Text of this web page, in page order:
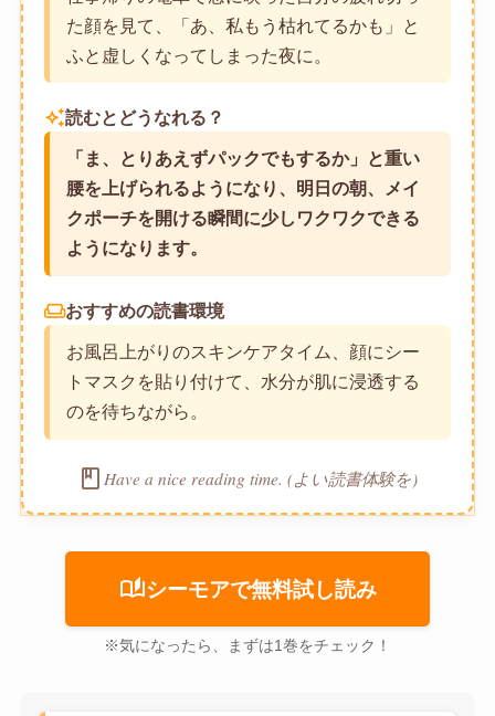
た顔を見て、「あ、私もう枯れてるかも」と
ふと虚しくなってしまった夜に。
auto_awesome読むとどうなれる？
「ま、とりあえずパックでもするか」と重い
腰を上げられるようになり、明日の朝、メイ
クポーチを開ける瞬間に少しワクワクできる
ようになります。
weekendおすすめの読書環境
お風呂上がりのスキンケアタイム、顔にシー
トマスクを貼り付けて、水分が肌に浸透する
のを待ちながら。
book Have a nice reading time. (よい読書体験を)
auto_storiesシーモアで無料試し読み
※気になったら、まずは1巻をチェック！